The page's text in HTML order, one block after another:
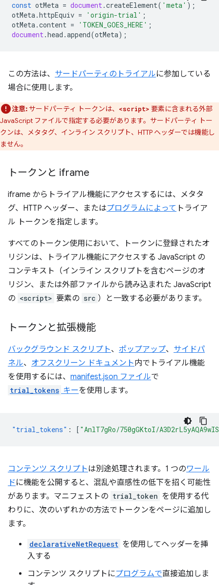
const otMeta = document.createElement( 'meta' );
otMeta.httpEquiv = 'origin-trial' ;
otMeta.content = 'TOKEN_GOES_HERE' ;
document.head .append(otMeta);
この方法は、 サードパーティのトライアルに参加している
場合に使用します。
注意: サードパーティ トークンは、 <script> 要素に含まれる外部
JavaScript ファイルで指定する必要があります。サードパーティ トー
クンは、メタタグ、インライン スクリプト、HTTP ヘッダーでは機能し
ません。
トークンと iframe
iframe からトライアル機能にアクセスするには、メタタ
グ、HTTP ヘッダー、またはプログラムによって トライア
ル トークンを指定します。
すべてのトークン使用において、トークンに登録されたオ
リジンは、トライアル機能にアクセスする JavaScript の
コンテキスト（インライン スクリプトを含むページのオ
リジン、または外部ファイルから読み込まれた JavaScript
の <script> 要素の src ）と一致する必要があります。
トークンと拡張機能
バックグラウンド スクリプト、 ポップアップ、 サイドパ
ネル、 オフスクリーン ドキュメント内でトライアル機能
を使用するには、 manifest.json ファイルで
trial_tokens キーを使用します。
"trial_tokens" : [ "AnlT7gRo/750gGKtoI/
コンテンツ スクリプトは別途処理されます。1 つのワール
ド に機能を公開すると、混乱や直感性の低下を招く可能性
があります。マニフェストの trial_token を使用する代
わりに、次のいずれかの方法でトークンをページに追加し
ます。
declarativeNetRequest を使用してヘッダーを挿
入する
コンテンツ スクリプトにプログラムで直接追加しま